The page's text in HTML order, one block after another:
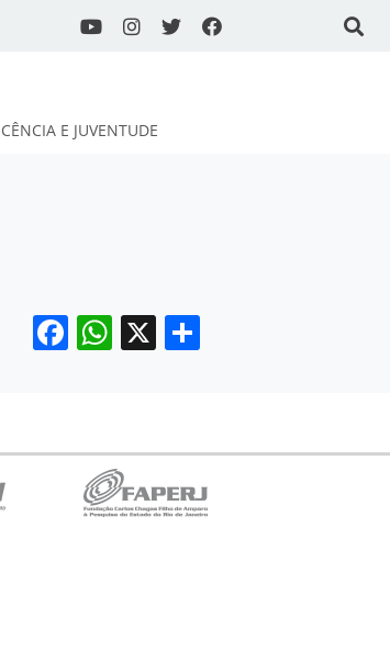
E JUVENTUDE
Facebook
WhatsApp
X